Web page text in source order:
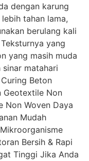
dengan karung
tahan lama,
berulang kali
yang
yang masih muda
matahari
Beton
Geotextile Non
Non Woven Daya
Mudah
Bersih & Rapi
Tinggi Jika Anda